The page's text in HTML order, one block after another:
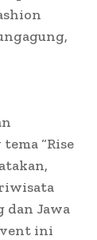
“Rise
dan Jawa
ini